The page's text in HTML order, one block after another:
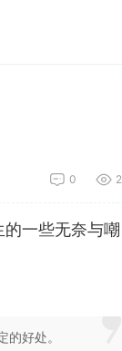
0
一些无奈与嘲
好处。